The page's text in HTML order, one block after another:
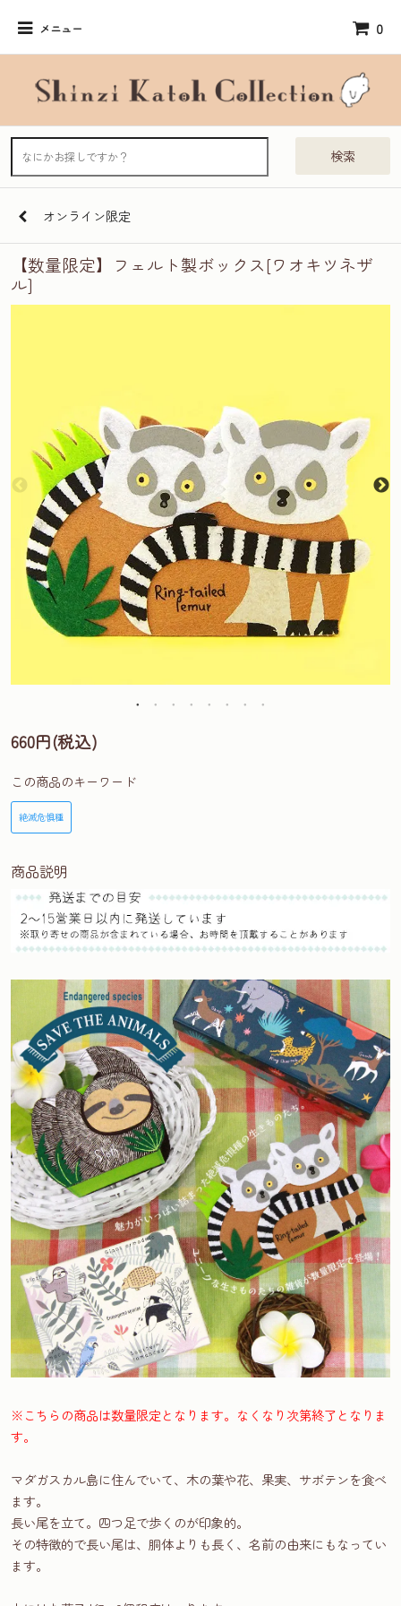
メニュー 0
検索
オンライン限定
【数量限定】フェルト製ボックス[ワオキツネザ
ル]
660円(税込)
この商品のキーワード
絶滅危惧種
商品説明
※こちらの商品は数量限定となります。なくなり次第終了となりま
す。
マダガスカル島に住んでいて、木の葉や花、果実、サボテンを食べ
ます。
長い尾を立て。四つ足で歩くのが印象的。
その特徴的で長い尾は、胴体よりも長く、名前の由来にもなってい
ます。